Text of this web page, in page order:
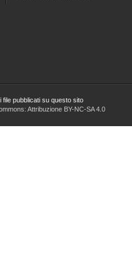
pubblicati su questo sito
Attribuzione BY-NC-SA 4.0